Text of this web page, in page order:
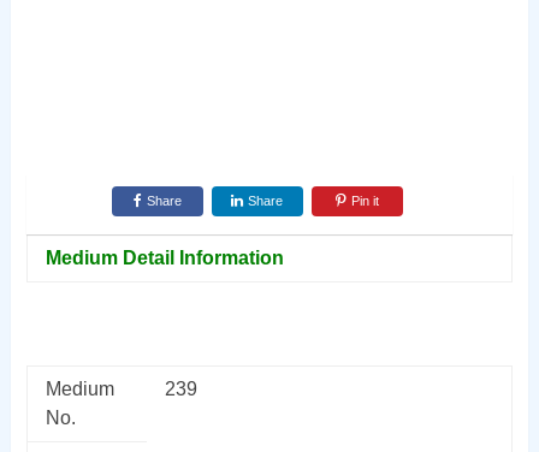
Share Share Pin it
Medium Detail Information
Medium
No.
239